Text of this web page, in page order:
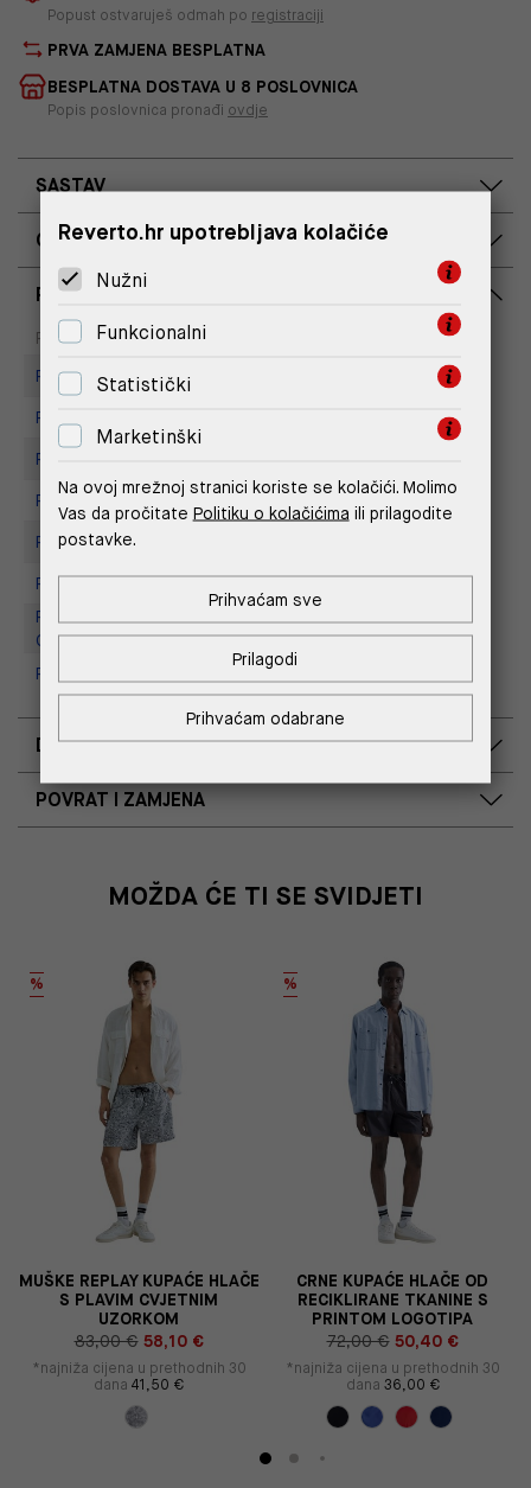
Popust ostvaruješ odmah po registraciji
PRVA ZAMJENA BESPLATNA
BESPLATNA DOSTAVA U 8 POSLOVNICA
Popis poslovnica pronađi ovdje
SASTAV
OPIS PROIZVODA
RASPOLOŽIVOST PO POSLOVNICAMA
Poslovnica
Na upit
Replay Store, Joker Centar
Replay store, Arena centar
Replay Store, City Center One
Replay Store, Mall of Split
Replay store, Tower Centar
Replay Store, Supernova Zadar
Replay Outlet Store, Designer
Outlet Croatia
Replay Outlet Store, Split
DOSTAVA
POVRAT I ZAMJENA
MOŽDA ĆE TI SE SVIDJETI
%
MUŠKE REPLAY KUPAĆE HLAČE
S PLAVIM CVJETNIM
UZORKOM
83,00 € 58,10 €
*najniža cijena u prethodnih 30
dana 41,50 €
%
CRNE KUPAĆE HLAČE OD
RECIKLIRANE TKANINE S
PRINTOM LOGOTIPA
72,00 € 50,40 €
*najniža cijena u prethodnih 30
dana 36,00 €
Reverto.hr upotrebljava kolačiće
Nužni
Funkcionalni
Statistički
Marketinški
Na ovoj mrežnoj stranici koriste se kolačići. Molimo
Vas da pročitate Politiku o kolačićima ili prilagodite
postavke.
Prihvaćam odabrane
Prilagodi
Prihvaćam sve